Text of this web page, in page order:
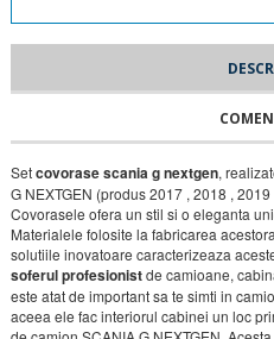
Setcovorase scania g nextgen,
G NEXTGEN (produs 2017 , 2018 ,
Covorasele ofera un stil si o eleganta
Materialele folosite la fabricarea
solutiile inovatoare caracterizeaza
soferul profesionistde camioane,
este atat de important sa te simti in
aceea ele fac interiorul cabinei un loc